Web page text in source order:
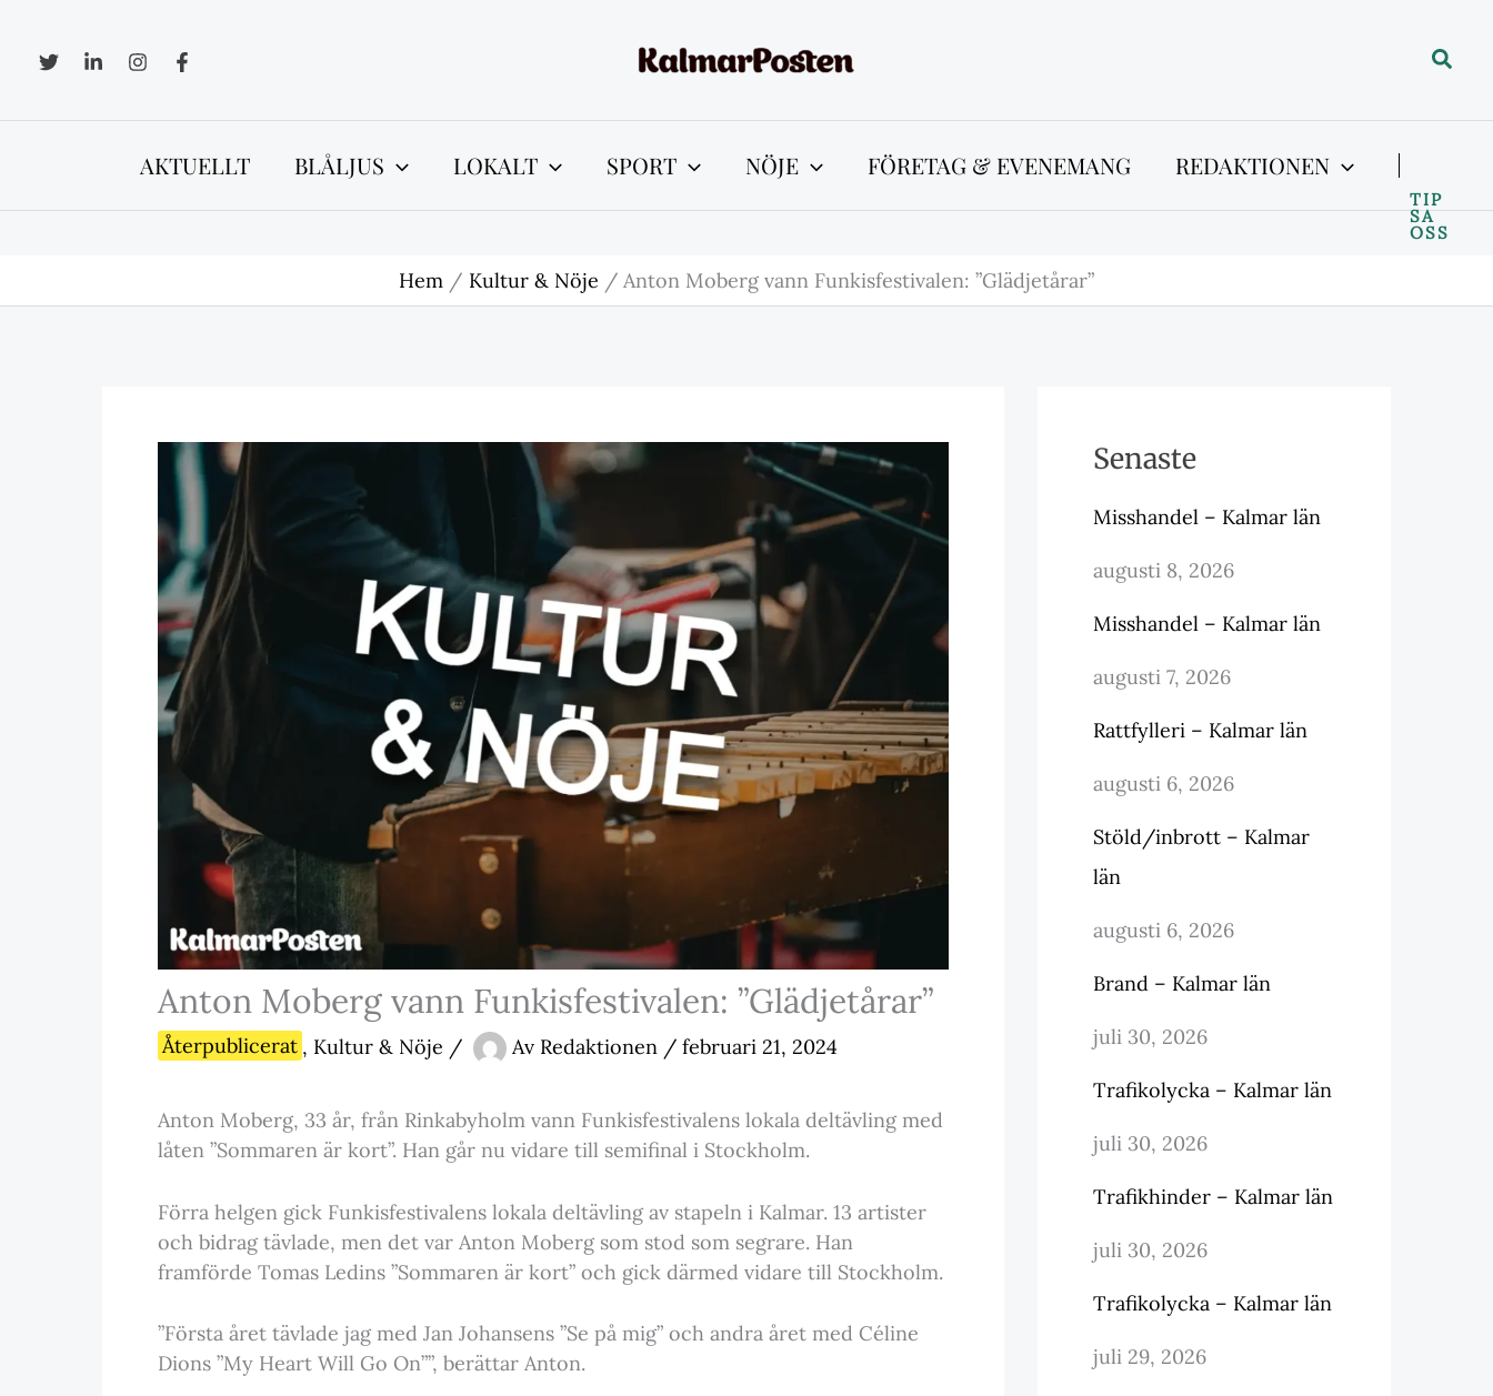
innehåll
Sök
AKTUELLT BLÅLJUS LOKALT SPORT NÖJE FÖRETAG & EVENEMANG REDAKTIONEN
TIP
SA
OSS
Hem Kultur & Nöje Anton Moberg vann Funkisfestivalen: ”Glädjetårar”
Anton Moberg vann Funkisfestivalen: ”Glädjetårar”
Återpublicerat , Kultur & Nöje / Av Redaktionen / februari 21, 2024
Anton Moberg, 33 år, från Rinkabyholm vann Funkisfestivalens lokala deltävling med
låten ”Sommaren är kort”. Han går nu vidare till semifinal i Stockholm.
Förra helgen gick Funkisfestivalens lokala deltävling av stapeln i Kalmar. 13 artister
och bidrag tävlade, men det var Anton Moberg som stod som segrare. Han
framförde Tomas Ledins ”Sommaren är kort” och gick därmed vidare till Stockholm.
”Första året tävlade jag med Jan Johansens ”Se på mig” och andra året med Céline
Dions ”My Heart Will Go On””, berättar Anton.
Senaste
Misshandel – Kalmar län
augusti 8, 2026
Misshandel – Kalmar län
augusti 7, 2026
Rattfylleri – Kalmar län
augusti 6, 2026
Stöld/inbrott – Kalmar
län
augusti 6, 2026
Brand – Kalmar län
juli 30, 2026
Trafikolycka – Kalmar län
juli 30, 2026
Trafikhinder – Kalmar län
juli 30, 2026
Trafikolycka – Kalmar län
juli 29, 2026